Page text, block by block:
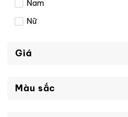
Nam
Nữ
Giá
Màu sắc